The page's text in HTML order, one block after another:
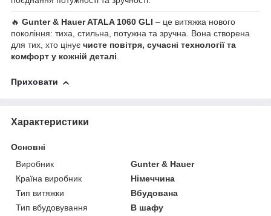
🔥 Gunter & Hauer ATALA 1060 GLI – це витяжка нового
покоління: тиха, стильна, потужна та зручна. Вона створена
для тих, хто цінує чисте повітря, сучасні технології та
комфорт у кожній деталі.
Приховати
Характеристики
Основні
Виробник
Gunter & Hauer
Країна виробник
Німеччина
Тип витяжки
Вбудована
Тип вбудовування
В шафу